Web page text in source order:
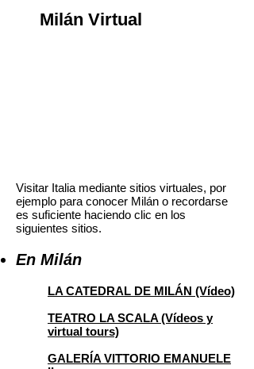
Milán Virtual
Visitar Italia mediante sitios virtuales, por
ejemplo para conocer Milán o recordarse
es suficiente haciendo clic en los
siguientes sitios.
En Milán
LA CATEDRAL DE MILÁN (Vídeo)
TEATRO LA SCALA (Vídeos y
virtual tours)
GALERÍA VITTORIO EMANUELE